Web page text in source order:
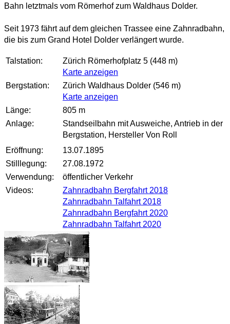
Bahn letztmals vom Römerhof zum Waldhaus Dolder.
Seit 1973 fährt auf dem gleichen Trassee eine Zahnradbahn,
die bis zum Grand Hotel Dolder verlängert wurde.
Talstation:
Zürich Römerhofplatz 5 (448 m)
Karte anzeigen
Bergstation:
Zürich Waldhaus Dolder (546 m)
Karte anzeigen
Länge:
805 m
Anlage:
Standseilbahn mit Ausweiche, Antrieb in der
Bergstation, Hersteller Von Roll
Eröffnung:
13.07.1895
Stilllegung:
27.08.1972
Verwendung:
öffentlicher Verkehr
Videos:
Zahnradbahn Bergfahrt 2018
Zahnradbahn Talfahrt 2018
Zahnradbahn Bergfahrt 2020
Zahnradbahn Talfahrt 2020